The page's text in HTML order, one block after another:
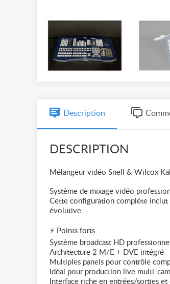
Description
DESCRIPTION
Mélangeur vidéo Snell & Wilcox
Système de mixage vidéo
Cette configuration complète inclut
évolutive.
⚡ Points forts
Système broadcast HD professionnel
Architecture 2 M/E + DVE intégré
Multiples panels pour contrôle
Idéal pour production live multi-
Interface riche en entrées/sorties